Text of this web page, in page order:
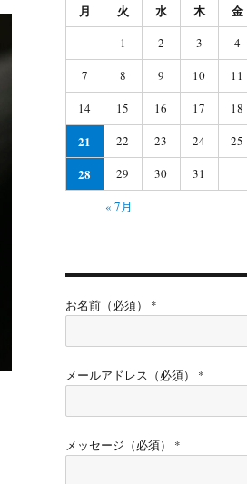
月 火 水 木 金
1 2 3 4
7
8 9 10 11
14
15 16 17 18
21
22 23 24 25
28 29 30
31
« 7月
お名前（必須） *
メールアドレス（必須） *
メッセージ（必須） *